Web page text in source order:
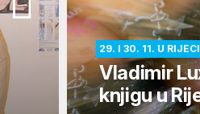
29. I 30. 11. U RIJECI
Vladimir
knjigu u